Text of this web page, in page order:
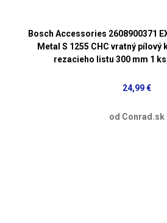
Bosch Accessories 2608900371
Metal S 1255 CHC vratný pílový
rezacieho listu 300 mm 1
24,99 €
od Conrad.sk